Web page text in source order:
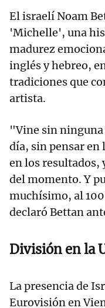
El israelí Noam
'Michelle', una
madurez
inglés y hebreo,
tradiciones que
artista.
"Vine sin
día, sin pensar en
en los
del momento. Y
muchísimo, al
declaró Bettan
División en la
La presencia de
Eurovisión en